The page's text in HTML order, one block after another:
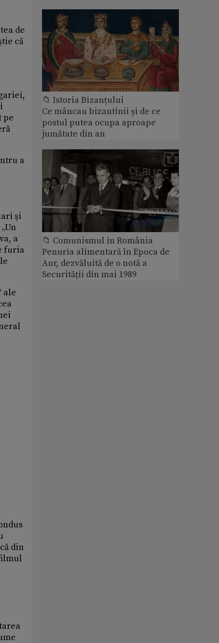
de
că
pe
a
şi
a
furia
ale
din
📁 Istoria Bizanțului
Ce mâncau bizantinii și de ce
postul putea ocupa aproape
jumătate din an
📁 Comunismul in România
Penuria alimentară în Epoca de
Aur, dezvăluită de o notă a
Securității din mai 1989